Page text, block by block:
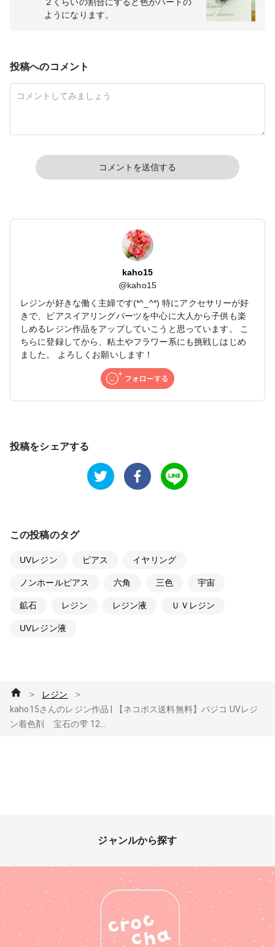
２くらいの割合にすると色がハートの
ようになります。
投稿へのコメント
コメントを送信する
kaho15
@kaho15
レジンが好きな働く主婦です(*^_^*) 特にアクセサリーが好
きで、ピアスイアリングパーツを中心に大人から子供も楽
しめるレジン作品をアップしていこうと思っています。 こ
ちらに登録してから、粘土やフラワー系にも挑戦しはじめ
ました。 よろしくお願いします！
投稿をシェアする
この投稿のタグ
UVレジン ピアス イヤリング
ノンホールピアス 六角 三色 宇宙
鉱石 レジン レジン液 ＵＶレジン
UVレジン液
＞ レジン ＞
kaho15さんのレジン作品 | 【ネコポス送料無料】パジコ UVレジ
ン着色剤 宝石の雫 12...
ジャンルから探す